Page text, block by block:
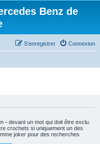
Benz de
Connexion
S’enregistrer
- devant un mot qui doit être exclu.
crochets si uniquement un des
joker pour des recherches